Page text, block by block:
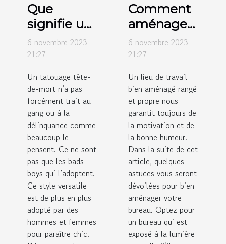
Que
signifie un
tatouage
tête-de-
6 novembre 2023
21:27
Un tatouage tête-
de-mort n’a pas
forcément trait au
gang ou à la
délinquance comme
beaucoup le
pensent. Ce ne sont
pas que les bads
boys qui l’adoptent.
Ce style versatile
est de plus en plus
adopté par des
hommes et femmes
pour paraître chic.
Comment
aménager
votre
espace de
6 novembre 2023
21:27
Un lieu de travail
bien aménagé rangé
et propre nous
garantit toujours de
la motivation et de
la bonne humeur.
Dans la suite de cet
article, quelques
astuces vous seront
dévoilées pour bien
aménager votre
bureau. Optez pour
un bureau qui est
exposé à la lumière